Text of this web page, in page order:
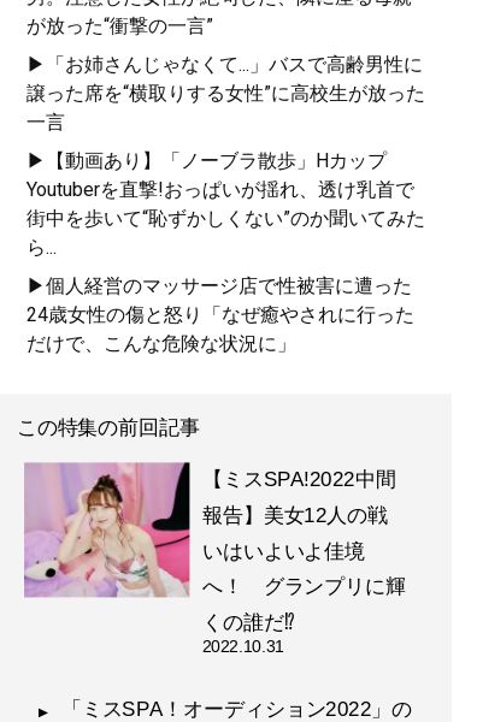
が放った“衝撃の一言”
▶「お姉さんじゃなくて...」バスで高齢男性に
譲った席を“横取りする女性”に高校生が放った
一言
▶【動画あり】「ノーブラ散歩」Hカップ
Youtuberを直撃!おっぱいが揺れ、透け乳首で
街中を歩いて“恥ずかしくない”のか聞いてみた
ら...
▶個人経営のマッサージ店で性被害に遭った
24歳女性の傷と怒り「なぜ癒やされに行った
だけで、こんな危険な状況に」
この特集の前回記事
【ミスSPA!2022中間
報告】美女12人の戦
いはいよいよ佳境
へ！ グランプリに輝
くの誰だ⁉
2022.10.31
「ミスSPA！オーディション2022」の